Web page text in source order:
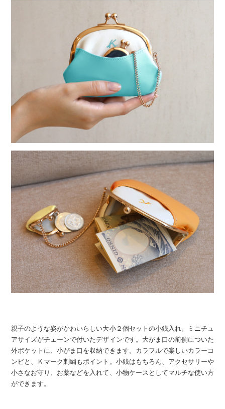
親子のような姿がかわいらしい大小２個セットの小銭入れ。ミニチュ
アサイズがチェーンで付いたデザインです。大がま口の前側についた
外ポケットに、小がま口を収納できます。カラフルで楽しいカラーコ
ンビと、Ｋマーク刺繍もポイント。小銭はもちろん、アクセサリーや
小さなお守り、お薬などを入れて、小物ケースとしてマルチな使い方
ができます。